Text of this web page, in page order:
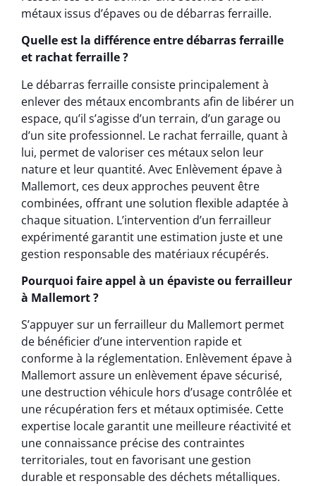
métaux issus d’épaves ou de débarras ferraille.
Quelle est la différence entre débarras ferraille
et rachat ferraille ?
Le débarras ferraille consiste principalement à
enlever des métaux encombrants afin de libérer un
espace, qu’il s’agisse d’un terrain, d’un garage ou
d’un site professionnel. Le rachat ferraille, quant à
lui, permet de valoriser ces métaux selon leur
nature et leur quantité. Avec Enlèvement épave à
Mallemort, ces deux approches peuvent être
combinées, offrant une solution flexible adaptée à
chaque situation. L’intervention d’un ferrailleur
expérimenté garantit une estimation juste et une
gestion responsable des matériaux récupérés.
Pourquoi faire appel à un épaviste ou ferrailleur
à Mallemort ?
S’appuyer sur un ferrailleur du Mallemort permet
de bénéficier d’une intervention rapide et
conforme à la réglementation. Enlèvement épave à
Mallemort assure un enlèvement épave sécurisé,
une destruction véhicule hors d’usage contrôlée et
une récupération fers et métaux optimisée. Cette
expertise locale garantit une meilleure réactivité et
une connaissance précise des contraintes
territoriales, tout en favorisant une gestion
durable et responsable des déchets métalliques.